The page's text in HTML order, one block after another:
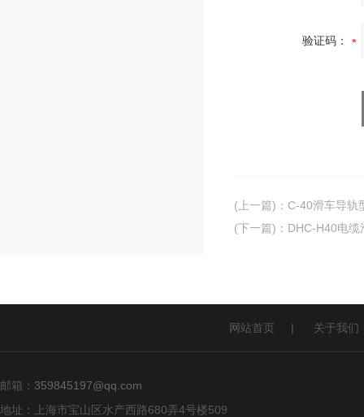
验证码：
(上一篇) ： C-40滑车导轨
(下一篇) ： DHC-H40电缆
网站首页 | 关于我们
邮箱： 359845197@qq.com
地址：上海市宝山区水产西路680弄4号楼509